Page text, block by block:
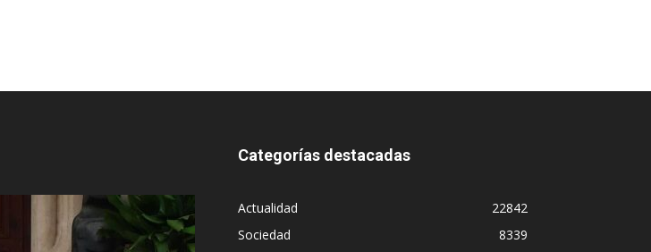
Categorías destacadas
Actualidad
22842
Sociedad
8339